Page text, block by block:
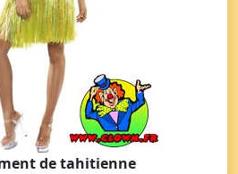
de tahitienne